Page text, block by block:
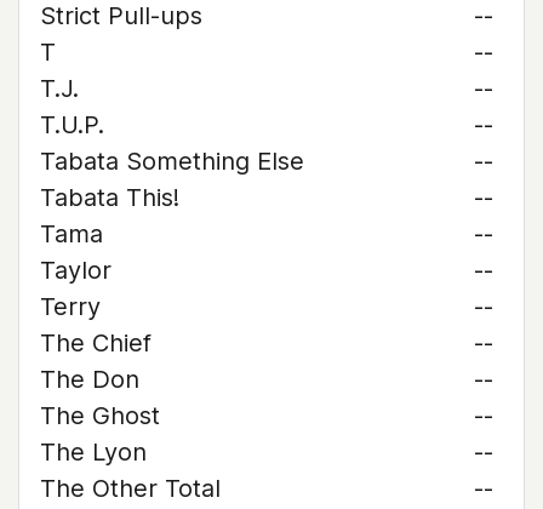
Strict Pull-ups
--
T
--
T.J.
--
T.U.P.
--
Tabata Something Else
--
Tabata This!
--
Tama
--
Taylor
--
Terry
--
The Chief
--
The Don
--
The Ghost
--
The Lyon
--
The Other Total
--